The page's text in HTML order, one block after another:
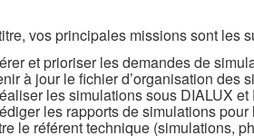
vos principales missions sont les
et prioriser les demandes de
à jour le fichier d’organisation des
les simulations sous DIALUX et
les rapports de simulations pour
le référent technique (simulations,